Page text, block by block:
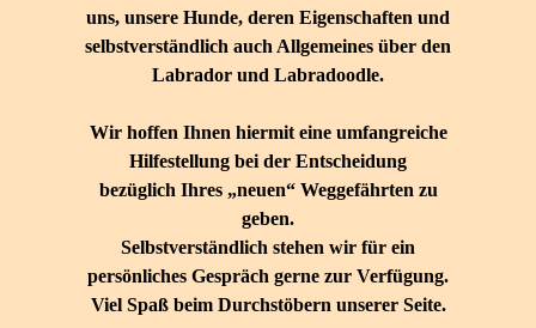
uns, unsere Hunde, deren Eigenschaften und
selbstverständlich auch Allgemeines über den
Labrador und Labradoodle.
Wir hoffen Ihnen hiermit eine umfangreiche
Hilfestellung bei der Entscheidung
bezüglich Ihres „neuen“ Weggefährten zu
geben.
Selbstverständlich stehen wir für ein
persönliches Gespräch gerne zur Verfügung.
Viel Spaß beim Durchstöbern unserer Seite.